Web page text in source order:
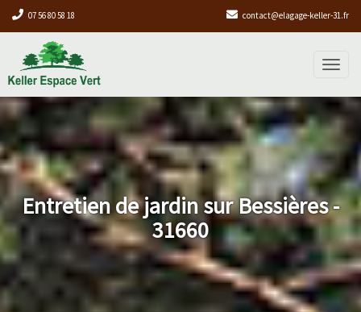
07 56 80 58 18 contact@elagage-keller-31.fr
Entretien de jardin sur Bessières -
31660